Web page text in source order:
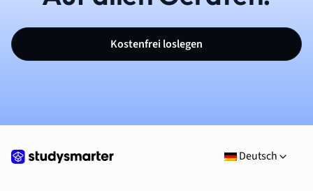
Kostenfrei loslegen
Deutsch